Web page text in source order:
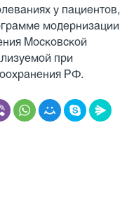
у пациентов,
модернизации
Московской
при
РФ.